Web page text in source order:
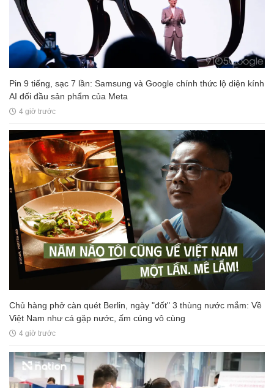
Pin 9 tiếng, sạc 7 lần: Samsung và Google chính thức lộ diện kính
AI đối đầu sản phẩm của Meta
4 giờ trước
Chủ hàng phở càn quét Berlin, ngày "đốt" 3 thùng nước mắm: Về
Việt Nam như cá gặp nước, ấm cúng vô cùng
4 giờ trước